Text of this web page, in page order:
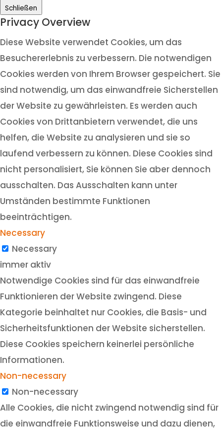
Schließen
Privacy Overview
Diese Website verwendet Cookies, um das
Besuchererlebnis zu verbessern. Die notwendigen
Cookies werden von Ihrem Browser gespeichert. Sie
sind notwendig, um das einwandfreie Sicherstellen
der Website zu gewährleisten. Es werden auch
Cookies von Drittanbietern verwendet, die uns
helfen, die Website zu analysieren und sie so
laufend verbessern zu können. Diese Cookies sind
nicht personalisiert, Sie können Sie aber dennoch
ausschalten. Das Ausschalten kann unter
Umständen bestimmte Funktionen
beeinträchtigen.
Necessary
Necessary
immer aktiv
Notwendige Cookies sind für das einwandfreie
Funktionieren der Website zwingend. Diese
Kategorie beinhaltet nur Cookies, die Basis- und
Sicherheitsfunktionen der Website sicherstellen.
Diese Cookies speichern keinerlei persönliche
Informationen.
Non-necessary
Non-necessary
Alle Cookies, die nicht zwingend notwendig sind für
die einwandfreie Funktionsweise und dazu dienen,